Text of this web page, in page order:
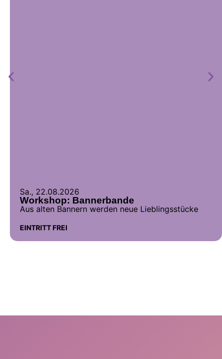
Sa., 22.08.2026
Workshop: Bannerbande
Aus alten Bannern werden neue Lieblingsstücke
EINTRITT FREI